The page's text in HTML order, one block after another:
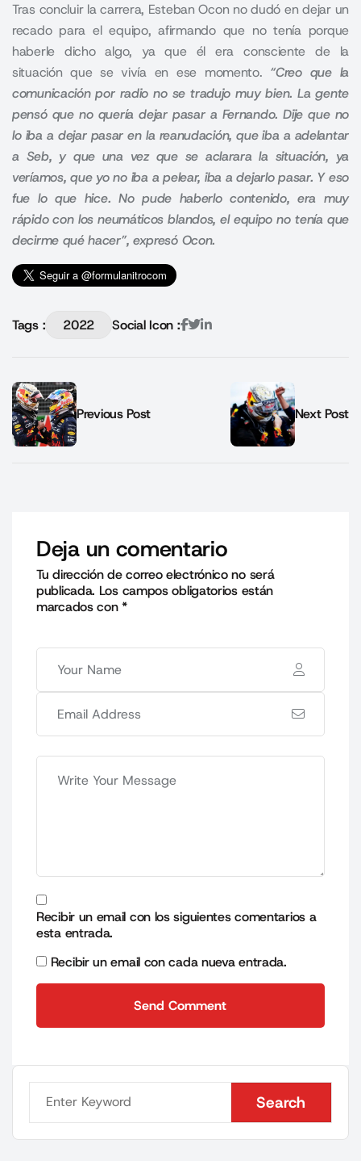
Tras concluir la carrera, Esteban Ocon no dudó en dejar un
recado para el equipo, afirmando que no tenía porque
haberle dicho algo, ya que él era consciente de la
situación que se vivía en ese momento. “Creo que la
comunicación por radio no se tradujo muy bien. La gente
pensó que no quería dejar pasar a Fernando. Dije que no
lo iba a dejar pasar en la reanudación, que iba a adelantar
a Seb, y que una vez que se aclarara la situación, ya
veríamos, que yo no iba a pelear, iba a dejarlo pasar. Y eso
fue lo que hice. No pude haberlo contenido, era muy
rápido con los neumáticos blandos, el equipo no tenía que
decirme qué hacer”, expresó Ocon.
Tags : 2022 Social Icon :
Previous Post Next Post
Deja un comentario
Tu dirección de correo electrónico no será
publicada. Los campos obligatorios están
marcados con*
Recibir un email con los siguientes comentarios a
esta entrada.
Recibir un email con cada nueva entrada.
Send Comment
Search
Search